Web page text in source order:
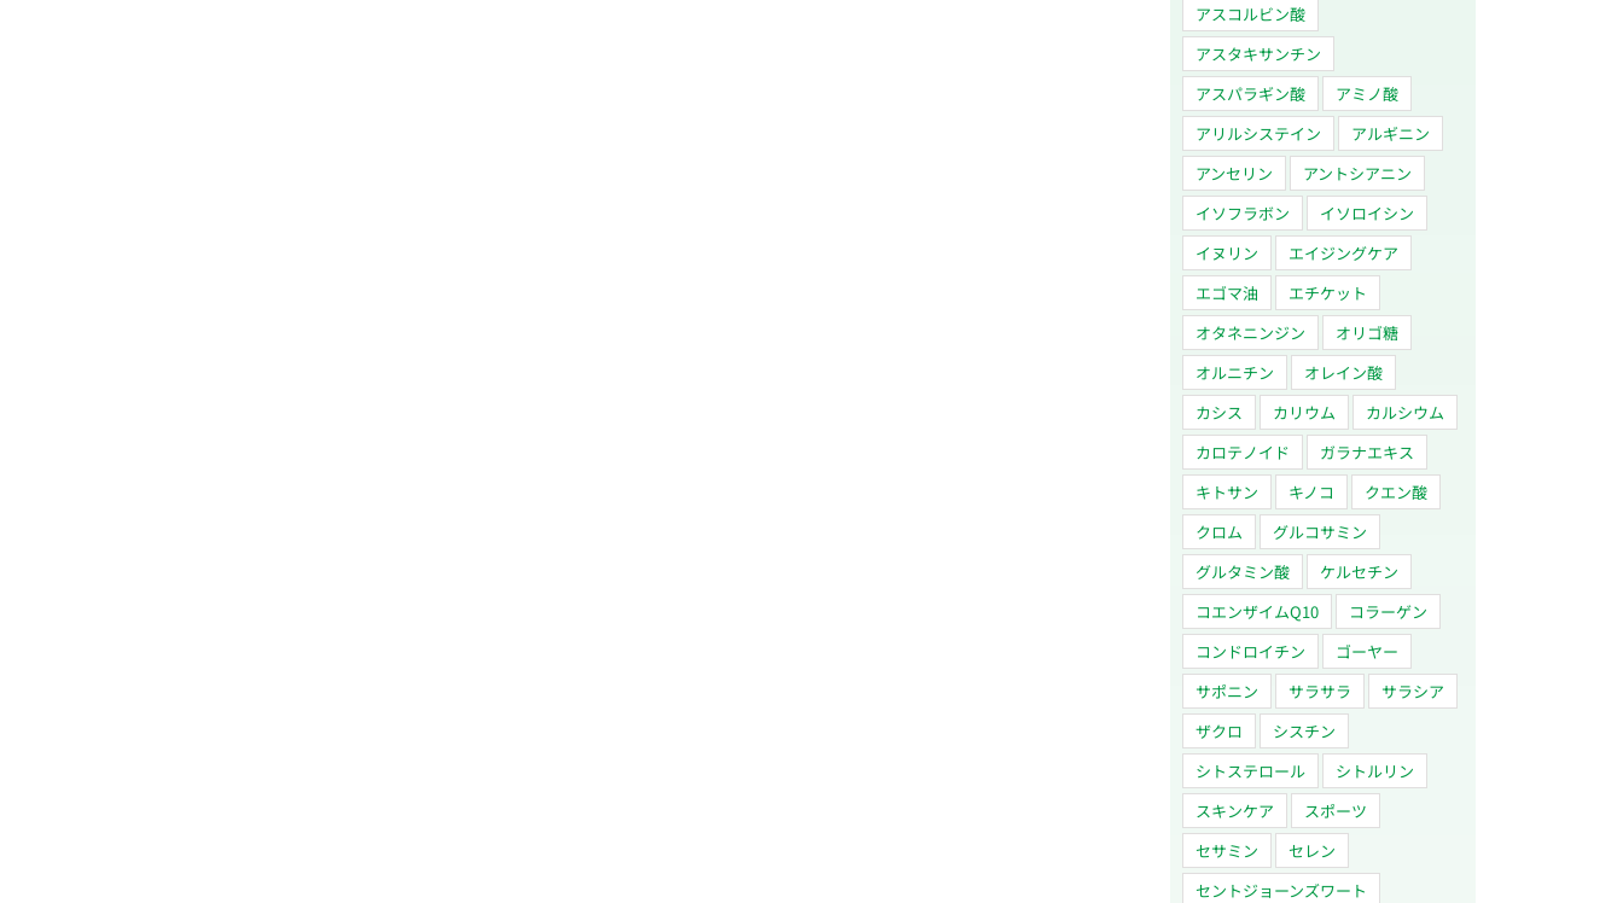
アスコルビン酸
アスタキサンチン
アスパラギン酸
アミノ酸
アリルシステイン
アルギニン
アンセリン
アントシアニン
イソフラボン
イソロイシン
イヌリン
エイジングケア
エゴマ油
エチケット
オタネニンジン
オリゴ糖
オルニチン
オレイン酸
カシス
カリウム
カルシウム
カロテノイド
ガラナエキス
キトサン
キノコ
クエン酸
クロム
グルコサミン
グルタミン酸
ケルセチン
コエンザイムQ10
コラーゲン
コンドロイチン
ゴーヤー
サポニン
サラサラ
サラシア
ザクロ
シスチン
シトステロール
シトルリン
スキンケア
スポーツ
セサミン
セレン
セントジョーンズワート